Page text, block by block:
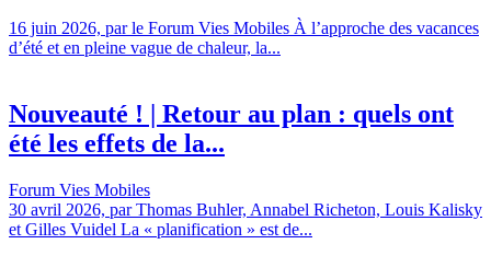
16 juin 2026, par le Forum Vies Mobiles À l’approche des vacances
d’été et en pleine vague de chaleur, la...
Nouveauté ! | Retour au plan : quels ont
été les effets de la...
Forum Vies Mobiles
30 avril 2026, par Thomas Buhler, Annabel Richeton, Louis Kalisky
et Gilles Vuidel La « planification » est de...